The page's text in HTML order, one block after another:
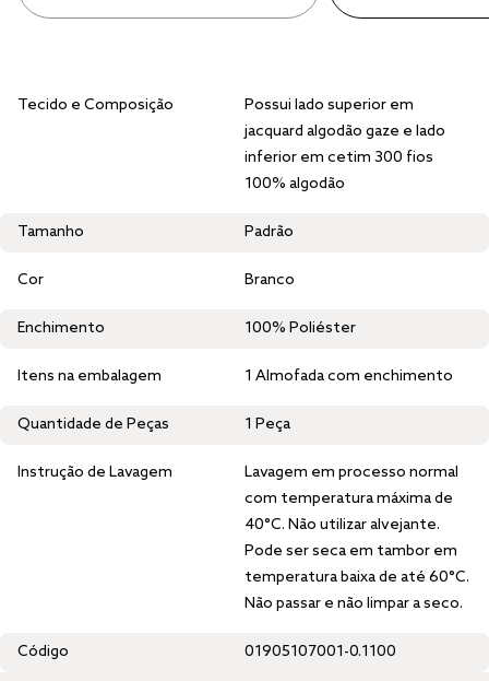
Tecido e Composição
Possui lado superior em
jacquard algodão gaze e lado
inferior em cetim 300 fios
100% algodão
Tamanho Padrão
Cor Branco
Enchimento 100% Poliéster
Itens na embalagem 1 Almofada com enchimento
Quantidade de Peças 1 Peça
Instrução de Lavagem
Lavagem em processo normal
com temperatura máxima de
40°C. Não utilizar alvejante.
Pode ser seca em tambor em
temperatura baixa de até 60°C.
Não passar e não limpar a seco.
Código 01905107001-0.1100